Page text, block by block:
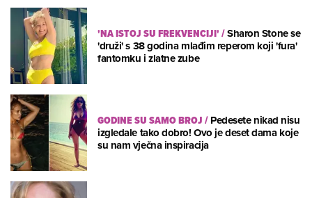
'NA ISTOJ SU FREKVENCIJI'/Sharon Stone se
'druži' s 38 godina mlađim reperom koji 'fura'
fantomku i zlatne zube
GODINE SU SAMO BROJ/Pedesete nikad nisu
izgledale tako dobro! Ovo je deset dama koje
su nam vječna inspiracija